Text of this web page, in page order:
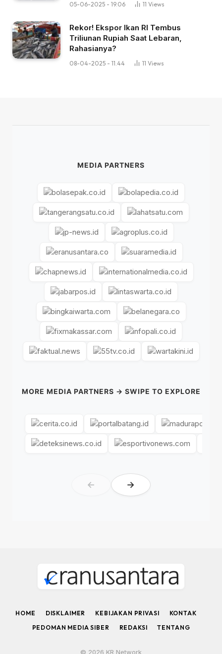
05-06-2025 - 19.06 11 Views
Rekor! Ekspor Ikan RI Tembus
Triliunan Rupiah Saat Lebaran,
Rahasianya?
08-04-2025 - 11.44 11 Views
MEDIA PARTNERS
MORE MEDIA PARTNERS → SWIPE TO EXPLORE
← →
HOME DISKLAIMER KEBIJAKAN PRIVASI
KONTAK
PEDOMAN MEDIA SIBER
REDAKSI TENTANG
© 2026 KR Network